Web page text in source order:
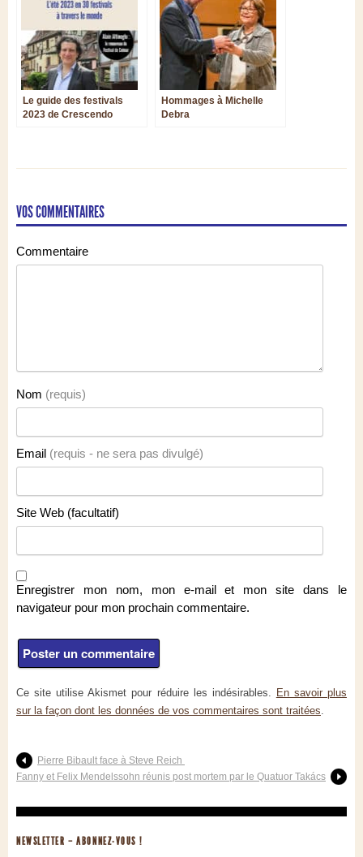
Le guide des festivals
2023 de Crescendo
Hommages à Michelle
Debra
VOS COMMENTAIRES
Commentaire
Nom (requis)
Email (requis - ne sera pas divulgé)
Site Web (facultatif)
Enregistrer mon nom, mon e-mail et mon site dans le
navigateur pour mon prochain commentaire.
Ce site utilise Akismet pour réduire les indésirables. En savoir plus
sur la façon dont les données de vos commentaires sont traitées
Pierre Bibault face à Steve Reich
Fanny et Felix Mendelssohn réunis post mortem par le Quatuor Takács
NEWSLETTER – ABONNEZ-VOUS !